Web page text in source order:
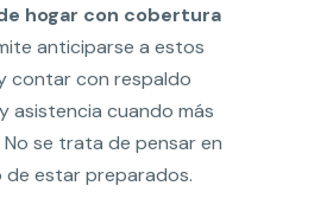
hogar con cobertura
anticiparse a estos
contar con respaldo
asistencia cuando más
se trata de pensar en
de estar preparados.